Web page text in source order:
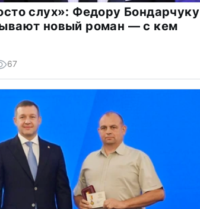
слух»: Федору Бондарчуку
новый роман — с кем
67